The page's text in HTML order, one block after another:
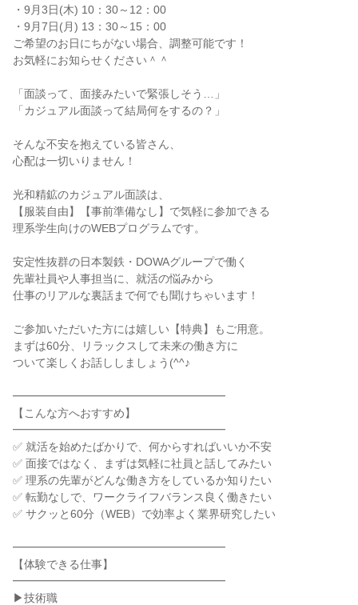
・9月3日(木) 10：30～12：00
・9月7日(月) 13：30～15：00
ご希望のお日にちがない場合、調整可能です！
お気軽にお知らせください＾＾
「面談って、面接みたいで緊張しそう…」
「カジュアル面談って結局何をするの？」
そんな不安を抱えている皆さん、
心配は一切いりません！
光和精鉱のカジュアル面談は、
【服装自由】【事前準備なし】で気軽に参加できる
理系学生向けのWEBプログラムです。
安定性抜群の日本製鉄・DOWAグループで働く
先輩社員や人事担当に、就活の悩みから
仕事のリアルな裏話まで何でも聞けちゃいます！
ご参加いただいた方には嬉しい【特典】もご用意。
まずは60分、リラックスして未来の働き方に
ついて楽しくお話ししましょう(^^♪
━━━━━━━━━━━━━━━━━━━
【こんな方へおすすめ】
━━━━━━━━━━━━━━━━━━━
✅ 就活を始めたばかりで、何からすればいいか不安
✅ 面接ではなく、まずは気軽に社員と話してみたい
✅ 理系の先輩がどんな働き方をしているか知りたい
✅ 転勤なしで、ワークライフバランス良く働きたい
✅ サクッと60分（WEB）で効率よく業界研究したい
━━━━━━━━━━━━━━━━━━━
【体験できる仕事】
━━━━━━━━━━━━━━━━━━━
▶技術職